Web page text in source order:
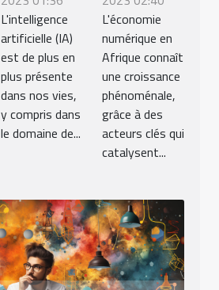
L'intelligence
artificielle (IA)
est de plus en
plus présente
dans nos vies,
y compris dans
le domaine de...
L'économie
numérique en
Afrique connaît
une croissance
phénoménale,
grâce à des
acteurs clés qui
catalysent...